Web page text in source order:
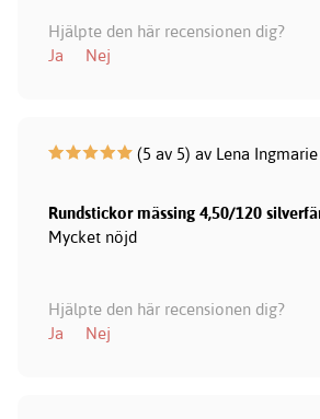
Hjälpte den här recensionen dig?
Ja
Nej
(5 av 5) av Lena
Rundstickor mässing 4,50/120
Mycket nöjd
Hjälpte den här recensionen dig?
Ja
Nej